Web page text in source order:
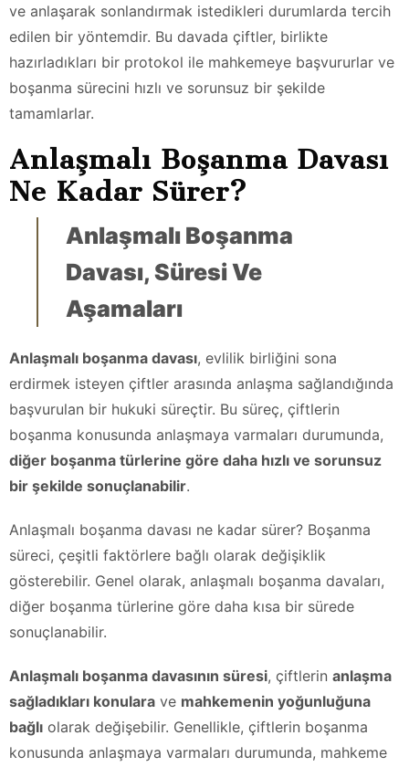
ve anlaşarak sonlandırmak istedikleri durumlarda tercih
edilen bir yöntemdir. Bu davada çiftler, birlikte
hazırladıkları bir protokol ile mahkemeye başvururlar ve
boşanma sürecini hızlı ve sorunsuz bir şekilde
tamamlarlar.
Anlaşmalı Boşanma Davası
Ne Kadar Sürer?
Anlaşmalı Boşanma
Davası, Süresi Ve
Aşamaları
Anlaşmalı boşanma davası, evlilik birliğini sona
erdirmek isteyen çiftler arasında anlaşma sağlandığında
başvurulan bir hukuki süreçtir. Bu süreç, çiftlerin
boşanma konusunda anlaşmaya varmaları durumunda,
diğer boşanma türlerine göre daha hızlı ve sorunsuz
bir şekilde sonuçlanabilir.
Anlaşmalı boşanma davası ne kadar sürer? Boşanma
süreci, çeşitli faktörlere bağlı olarak değişiklik
gösterebilir. Genel olarak, anlaşmalı boşanma davaları,
diğer boşanma türlerine göre daha kısa bir sürede
sonuçlanabilir.
Anlaşmalı boşanma davasının süresi, çiftlerin anlaşma
sağladıkları konulara ve mahkemenin yoğunluğuna
bağlı olarak değişebilir. Genellikle, çiftlerin boşanma
konusunda anlaşmaya varmaları durumunda, mahkeme